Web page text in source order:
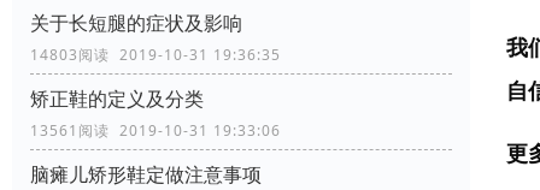
关于长短腿的症状及影响
14803阅读 2019-10-31 19:36:35
矫正鞋的定义及分类
13561阅读 2019-10-31 19:33:06
脑瘫儿矫形鞋定做注意事项
我
自
更